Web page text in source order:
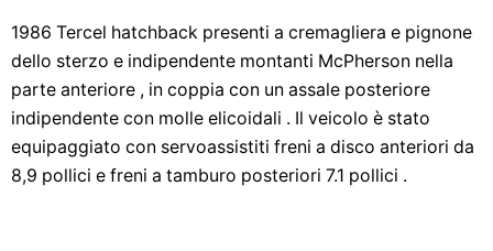
1986 Tercel hatchback presenti a cremagliera e pignone
dello sterzo e indipendente montanti McPherson nella
parte anteriore , in coppia con un assale posteriore
indipendente con molle elicoidali . Il veicolo è stato
equipaggiato con servoassistiti freni a disco anteriori da
8,9 pollici e freni a tamburo posteriori 7.1 pollici .